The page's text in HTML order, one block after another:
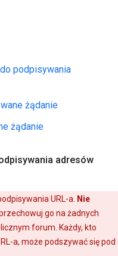
podpisywania
żądanie
żądanie
adresów
URL-a.
Nie
go na żadnych
forum. Każdy, kto
a, może podszywać się pod